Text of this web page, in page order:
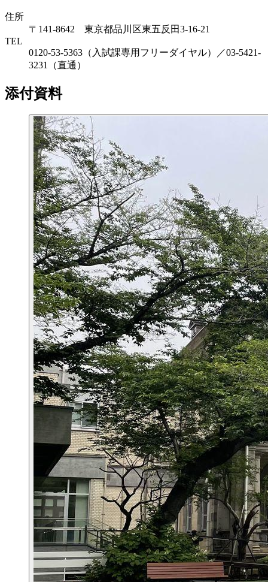
住所
〒141-8642 東京都品川区東五反田3-16-21
TEL
0120-53-5363（入試課専用フリーダイヤル）／03-5421-
3231（直通）
添付資料